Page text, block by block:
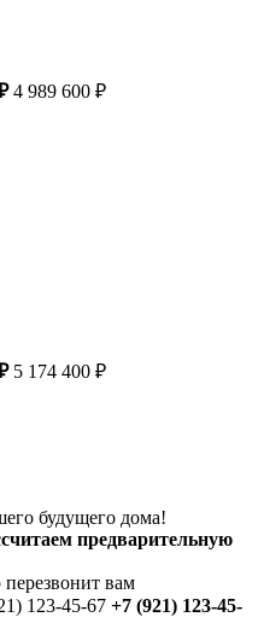
4 989 600 ₽
5 174 400 ₽
будущего дома!
предварительную
вам
123-45-67 +7 (921) 123-45-